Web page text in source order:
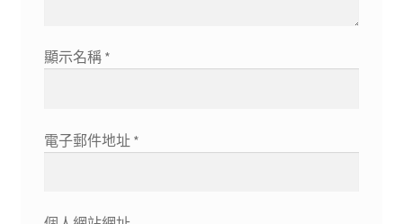
顯示名稱 *
電子郵件地址 *